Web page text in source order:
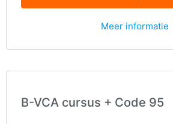
Meer informatie
B-VCA cursus + Code 95